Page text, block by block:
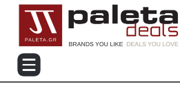
Τηλεφωνικές Παραγγελίες: